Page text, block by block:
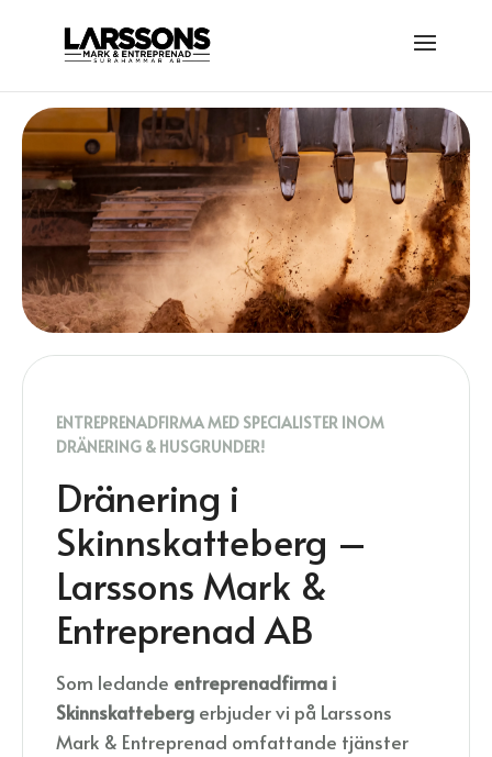
ENTREPRENADFIRMA MED SPECIALISTER INOM
DRÄNERING & HUSGRUNDER!
Dränering i
Skinnskatteberg –
Larssons Mark &
Entreprenad AB
Som ledande entreprenadfirma i
Skinnskatteberg erbjuder vi på Larssons
Mark & Entreprenad omfattande tjänster